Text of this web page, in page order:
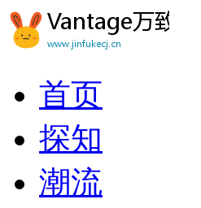
首页
探知
潮流